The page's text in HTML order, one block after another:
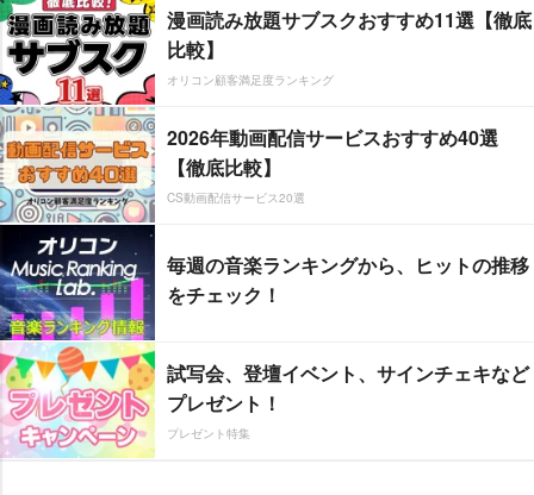
漫画読み放題サブスクおすすめ11選【徹底
比較】
オリコン顧客満足度ランキング
2026年動画配信サービスおすすめ40選
【徹底比較】
CS動画配信サービス20選
毎週の音楽ランキングから、ヒットの推移
をチェック！
試写会、登壇イベント、サインチェキなど
プレゼント！
プレゼント特集